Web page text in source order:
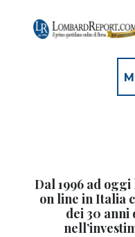
Dal 1996 ad
on line in Italia
dei 30 anni